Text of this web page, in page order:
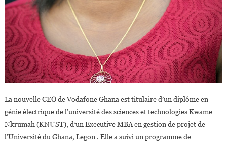
La nouvelle CEO de Vodafone Ghana est titulaire d’un diplôme en
génie électrique de l’université des sciences et technologies Kwame
Nkrumah (KNUST), d’un Executive MBA en gestion de projet de
l’Université du Ghana, Legon . Elle a suivi un programme de